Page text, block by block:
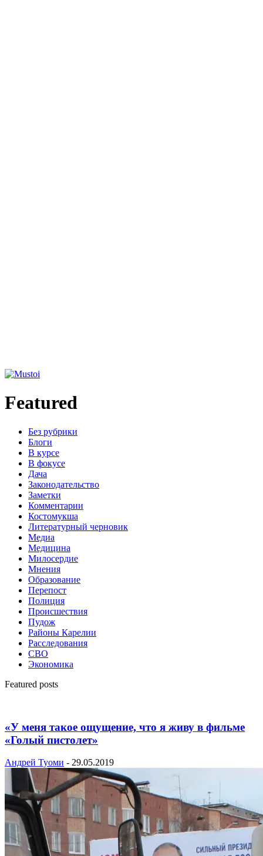
Featured
Без рубрики
Блоги
В курсе
В фокусе
Дача
Законодательство
Заметки
Комментарии
Костомукша
Литературный черновик
Медиа
Медицина
Милосердие
Мнения
Образование
Перепост
Полиция
Происшествия
Пудож
Районы Карелии
Расследования
СВО
Экономика
Featured posts
«У меня такое ощущение, что я живу в фильме
«Голый пистолет»
Андрей Туоми - 29.05.2019